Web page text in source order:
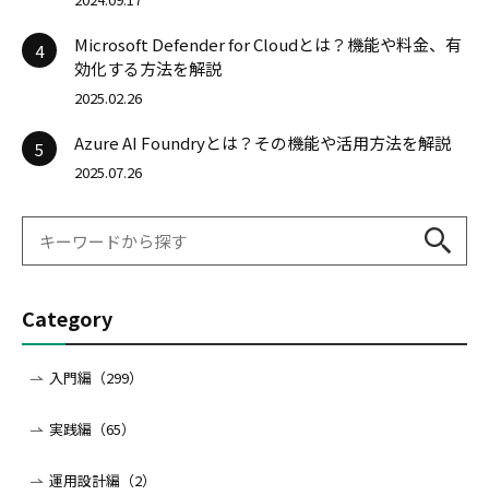
4
Microsoft Defender for Cloudとは？機能や料金、有
効化する方法を解説
2025.02.26
5 Azure AI Foundryとは？その機能や活用方法を解説
2025.07.26
Category
入門編（299）
実践編（65）
運用設計編（2）